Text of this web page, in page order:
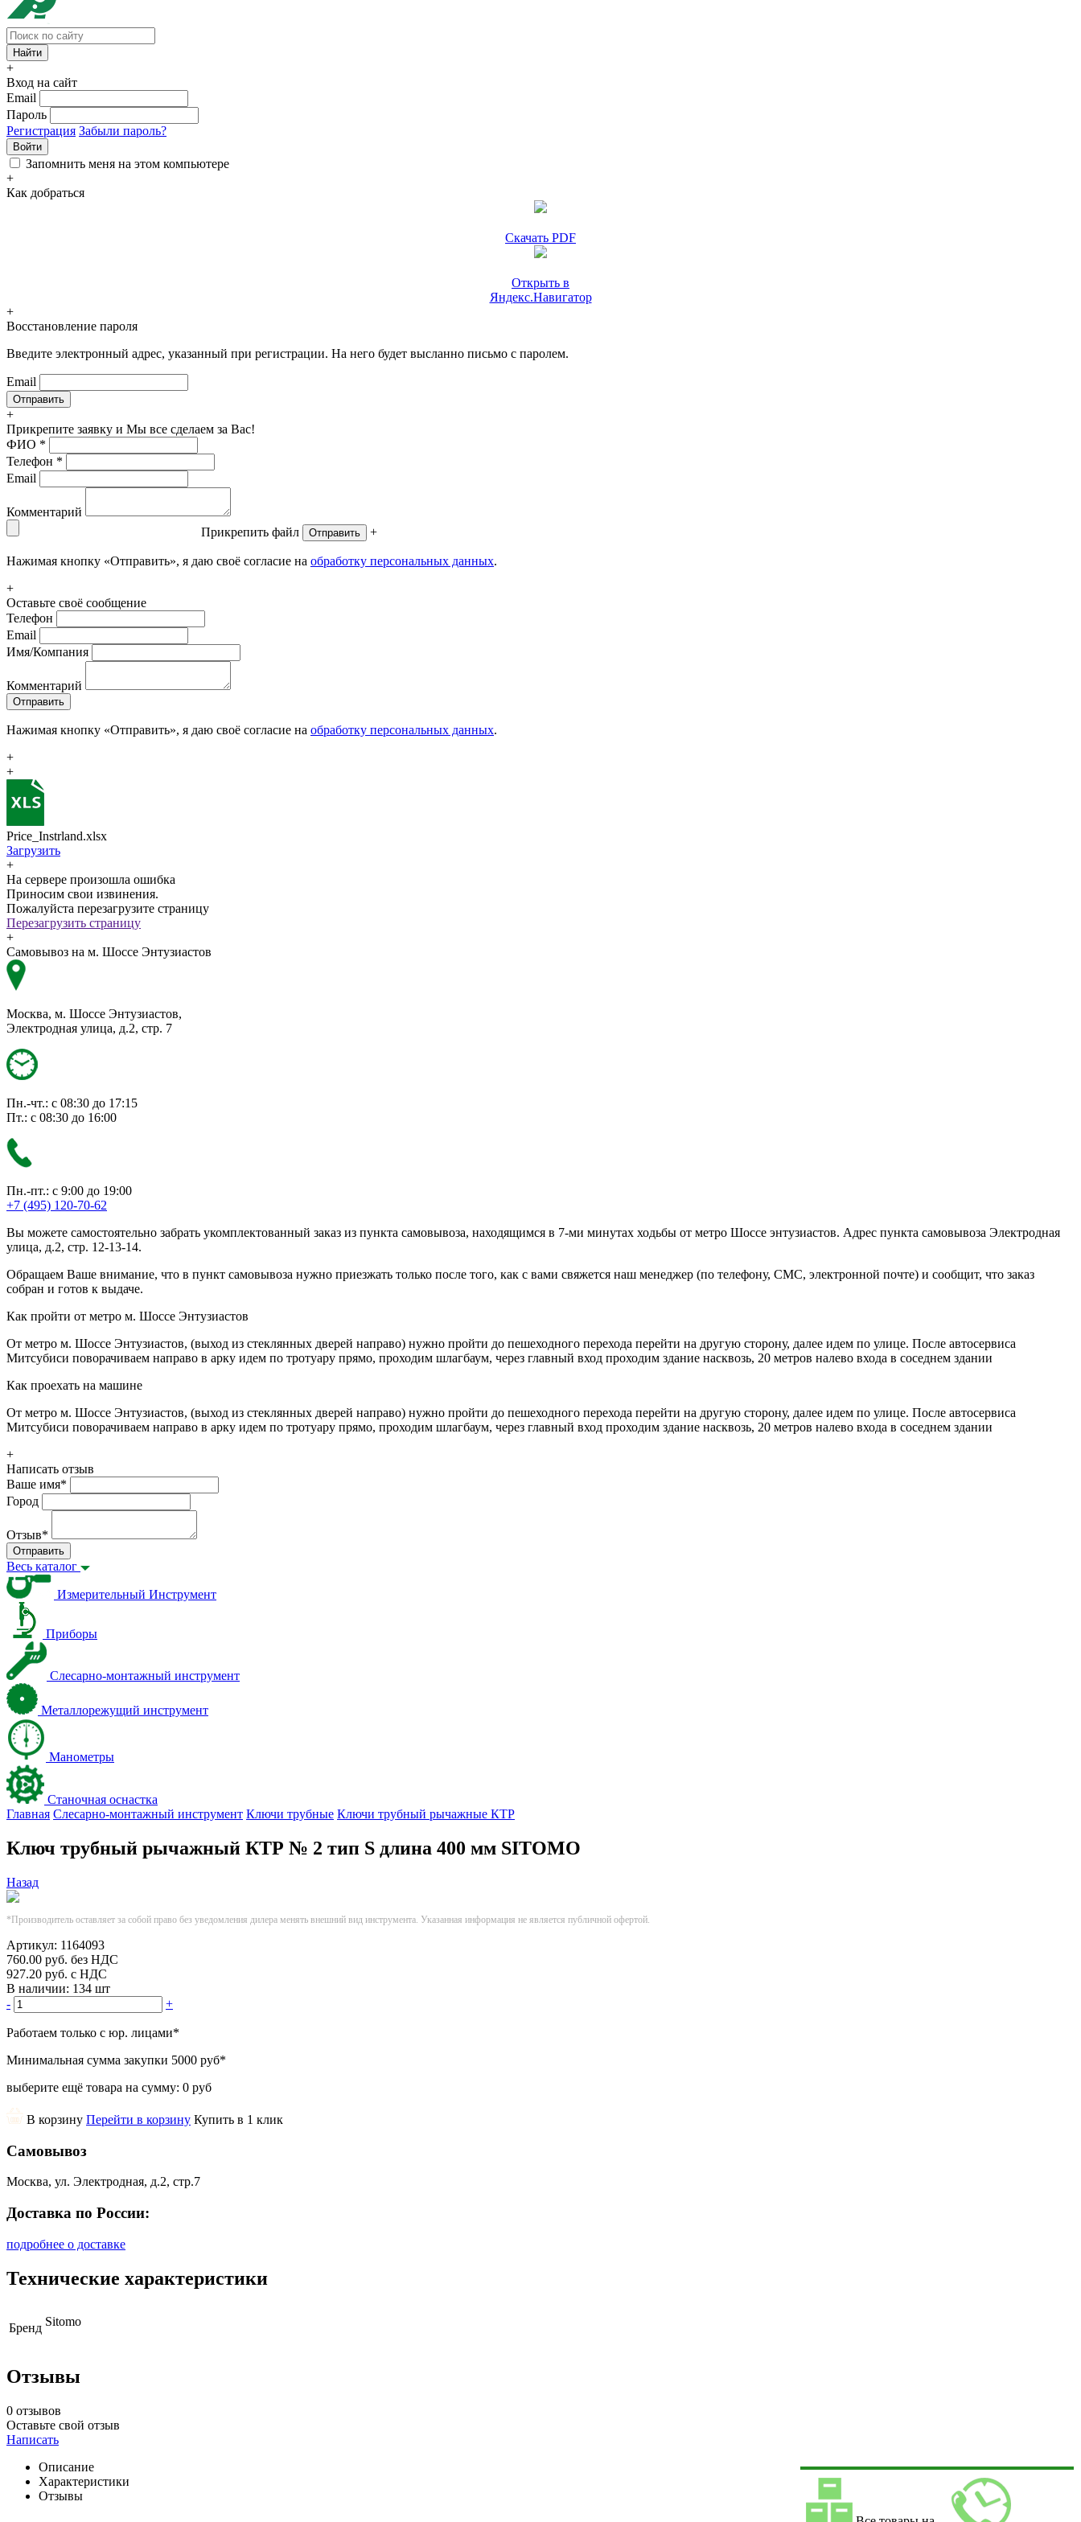
+
Вход на сайт
Email
Пароль
Регистрация Забыли пароль?
Войти
Запомнить меня на этом компьютере
+
Как добраться
Скачать PDF
Открыть в
Яндекс.Навигатор
+
Восстановление пароля
Введите электронный адрес, указанный при регистрации. На него будет высланно письмо с паролем.
Email
+
Прикрепите заявку и Мы все сделаем за Вас!
ФИО *
Телефон *
Email
Комментарий
Прикрепить файл
Отправить +
Нажимая кнопку «Отправить», я даю своё согласие на обработку персональных данных.
+
Оставьте своё сообщение
Телефон
Email
Имя/Компания
Комментарий
Отправить
Нажимая кнопку «Отправить», я даю своё согласие на обработку персональных данных.
+
+
Price_Instrland.xlsx
Загрузить
+
На сервере произошла ошибка
Приносим свои извинения.
Пожалуйста перезагрузите страницу
Перезагрузить страницу
+
Самовывоз на м. Шоссе Энтузиастов
Москва, м. Шоссе Энтузиастов,
Электродная улица, д.2, стр. 7
Пн.-чт.: с 08:30 до 17:15
Пт.: с 08:30 до 16:00
Пн.-пт.: с 9:00 до 19:00
+7 (495) 120-70-62
Вы можете самостоятельно забрать укомплектованный заказ из пункта самовывоза, находящимся в 7-ми минутах ходьбы от метро Шоссе энтузиастов. Адрес пункта самовывоза Электродная
улица, д.2, стр. 12-13-14.
Обращаем Ваше внимание, что в пункт самовывоза нужно приезжать только после того, как с вами свяжется наш менеджер (по телефону, СМС, электронной почте) и сообщит, что заказ
собран и готов к выдаче.
Как пройти от метро м. Шоссе Энтузиастов
От метро м. Шоссе Энтузиастов, (выход из стеклянных дверей направо) нужно пройти до пешеходного перехода перейти на другую сторону, далее идем по улице. После автосервиса
Митсубиси поворачиваем направо в арку идем по тротуару прямо, проходим шлагбаум, через главный вход проходим здание насквозь, 20 метров налево входа в соседнем здании
Как проехать на машине
От метро м. Шоссе Энтузиастов, (выход из стеклянных дверей направо) нужно пройти до пешеходного перехода перейти на другую сторону, далее идем по улице. После автосервиса
Митсубиси поворачиваем направо в арку идем по тротуару прямо, проходим шлагбаум, через главный вход проходим здание насквозь, 20 метров налево входа в соседнем здании
+
Написать отзыв
Ваше имя*
Город
Отзыв*
Отправить
Весь каталог
Измерительный Инструмент
Приборы
Слесарно-монтажный инструмент
Металлорежущий инструмент
Манометры
Станочная оснастка
Главная Слесарно-монтажный инструмент Ключи трубные Ключи трубный рычажные КТР
Ключ трубный рычажный КТР № 2 тип S длина 400 мм SITOMO
Назад
*Производитель оставляет за собой право без уведомления дилера менять внешний вид инструмента. Указанная информация не является публичной офертой.
Артикул: 1164093
760.00 руб. без НДС
927.20 руб. с НДС
В наличии: 134 шт
-
+
Работаем только с юр. лицами*
Минимальная сумма закупки 5000 руб*
выберите ещё товара на сумму: 0 руб
В корзину Перейти в корзину Купить в 1 клик
Самовывоз
Москва, ул. Электродная, д.2, стр.7
Доставка по России:
подробнее о доставке
Технические характеристики
Бренд Sitomo
Отзывы
0 отзывов
Оставьте свой отзыв
Написать
Описание
Характеристики
Отзывы